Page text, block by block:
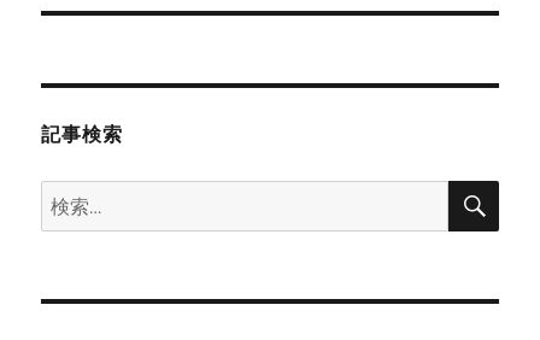
シ
ン
稿:
記事検索
検
索:
検